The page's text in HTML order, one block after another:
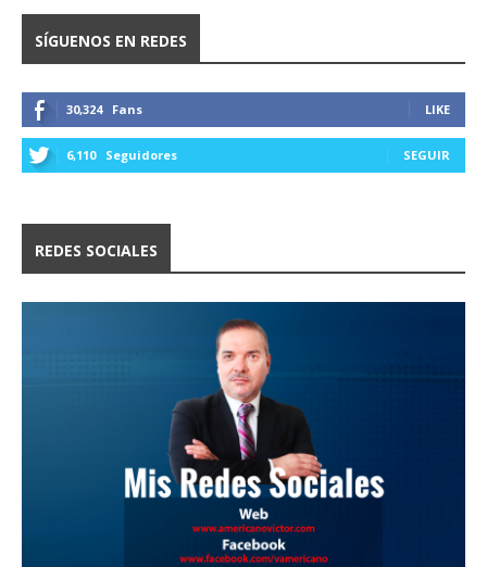
SÍGUENOS EN REDES
30,324 Fans LIKE
6,110 Seguidores SEGUIR
REDES SOCIALES